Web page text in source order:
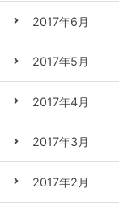
2017年6月
2017年5月
2017年4月
2017年3月
2017年2月